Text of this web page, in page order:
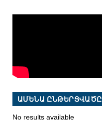
ԱՄԵՆԱ ԸՆԹԵՐՑՎԱԾԸ
No results available